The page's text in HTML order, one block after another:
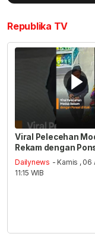
Republika TV
Viral Pelecehan
Rekam dengan
Dailynews - Kamis , 06
11:15 WIB